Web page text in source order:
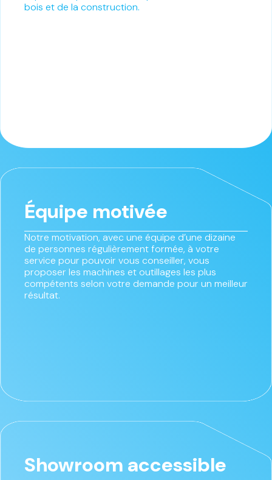
bois et de la construction.
Équipe motivée
Notre motivation, avec une équipe d’une dizaine
de personnes régulièrement formée, à votre
service pour pouvoir vous conseiller, vous
proposer les machines et outillages les plus
compétents selon votre demande pour un meilleur
résultat.
Showroom accessible